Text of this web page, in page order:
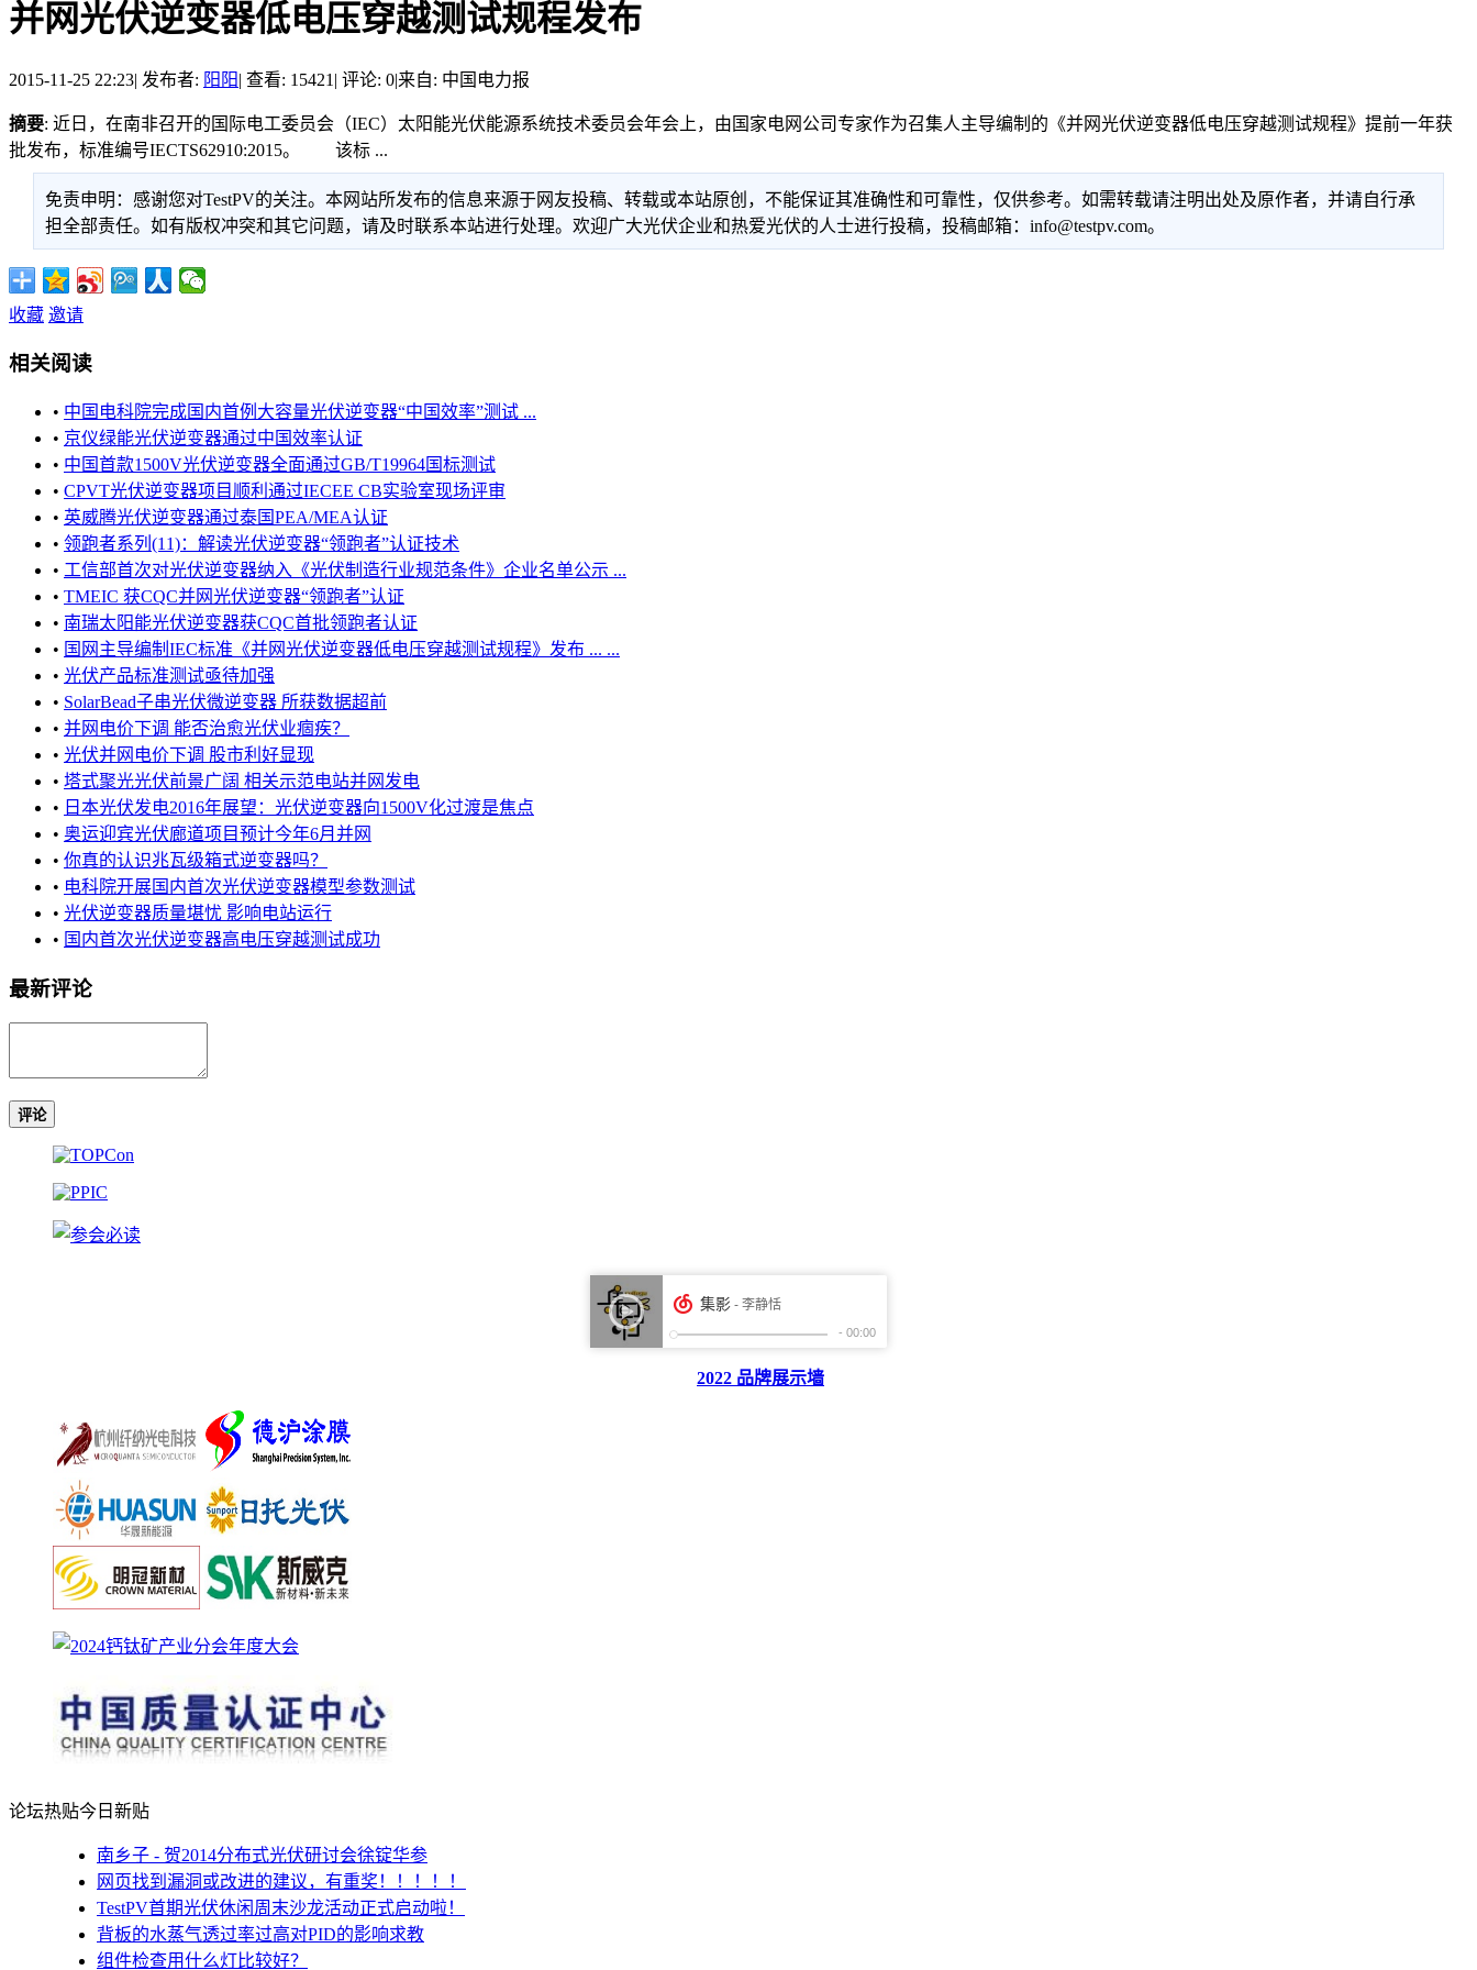
并网光伏逆变器低电压穿越测试规程发布
2015-11-25 22:23| 发布者: 阳阳| 查看: 15421 | 评论: 0|来自: 中国电力报
摘要: 近日，在南非召开的国际电工委员会（IEC）太阳能光伏能源系统技术委员会年会上，由国家电网公司专家作为召集人主导编制的《并网光伏逆变器低电压穿越测试规程》提前一年获
批发布，标准编号IECTS62910:2015。 该标 ...
免责申明：感谢您对TestPV的关注。本网站所发布的信息来源于网友投稿、转载或本站原创，不能保证其准确性和可靠性，仅供参考。如需转载请注明出处及原作者，并请自行承
担全部责任。如有版权冲突和其它问题，请及时联系本站进行处理。欢迎广大光伏企业和热爱光伏的人士进行投稿，投稿邮箱：info@testpv.com。
收藏 邀请
相关阅读
• 中国电科院完成国内首例大容量光伏逆变器“中国效率”测试 ...
• 京仪绿能光伏逆变器通过中国效率认证
• 中国首款1500V光伏逆变器全面通过GB/T19964国标测试
• CPVT光伏逆变器项目顺利通过IECEE CB实验室现场评审
• 英威腾光伏逆变器通过泰国PEA/MEA认证
• 领跑者系列(11)：解读光伏逆变器“领跑者”认证技术
• 工信部首次对光伏逆变器纳入《光伏制造行业规范条件》企业名单公示 ...
• TMEIC 获CQC并网光伏逆变器“领跑者”认证
• 南瑞太阳能光伏逆变器获CQC首批领跑者认证
• 国网主导编制IEC标准《并网光伏逆变器低电压穿越测试规程》发布 ... ...
• 光伏产品标准测试亟待加强
• SolarBead子串光伏微逆变器 所获数据超前
• 并网电价下调 能否治愈光伏业痼疾？
• 光伏并网电价下调 股市利好显现
• 塔式聚光光伏前景广阔 相关示范电站并网发电
• 日本光伏发电2016年展望：光伏逆变器向1500V化过渡是焦点
• 奥运迎宾光伏廊道项目预计今年6月并网
• 你真的认识兆瓦级箱式逆变器吗？
• 电科院开展国内首次光伏逆变器模型参数测试
• 光伏逆变器质量堪忧 影响电站运行
• 国内首次光伏逆变器高电压穿越测试成功
最新评论
评论
2022 品牌展示墙
论坛热贴今日新贴
南乡子 - 贺2014分布式光伏研讨会徐锭华参
网页找到漏洞或改进的建议，有重奖！！！！！
TestPV首期光伏休闲周末沙龙活动正式启动啦！
背板的水蒸气透过率过高对PID的影响求教
组件检查用什么灯比较好？